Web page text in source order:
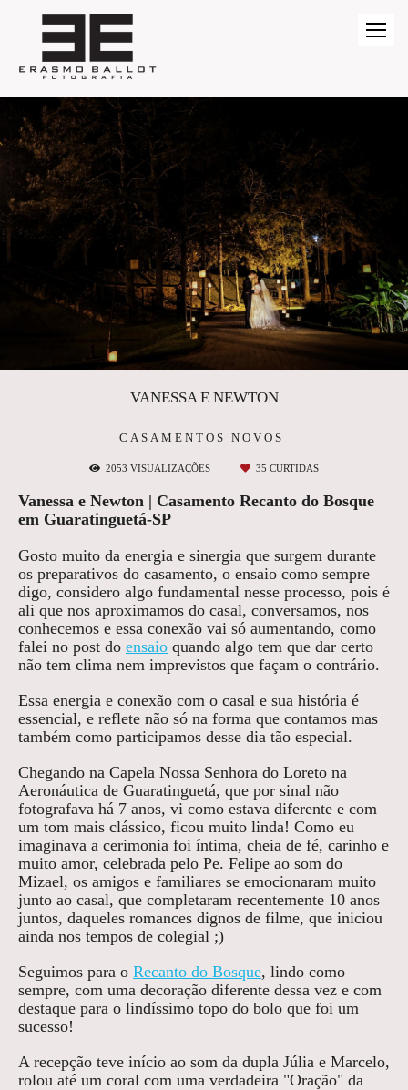
CASAMENTOS NOVOS
VANESSA E NEWTON
2053 VISUALIZAÇÕES 35 CURTIDAS
Vanessa e Newton | Casamento Recanto do Bosque
em Guaratinguetá-SP
Gosto muito da energia e sinergia que surgem durante
os preparativos do casamento, o ensaio como sempre
digo, considero algo fundamental nesse processo, pois é
ali que nos aproximamos do casal, conversamos, nos
conhecemos e essa conexão vai só aumentando, como
falei no post do ensaio quando algo tem que dar certo
não tem clima nem imprevistos que façam o contrário.
Essa energia e conexão com o casal e sua história é
essencial, e reflete não só na forma que contamos mas
também como participamos desse dia tão especial.
Chegando na Capela Nossa Senhora do Loreto na
Aeronáutica de Guaratinguetá, que por sinal não
fotografava há 7 anos, vi como estava diferente e com
um tom mais clássico, ficou muito linda! Como eu
imaginava a cerimonia foi íntima, cheia de fé, carinho e
muito amor, celebrada pelo Pe. Felipe ao som do
Mizael, os amigos e familiares se emocionaram muito
junto ao casal, que completaram recentemente 10 anos
juntos, daqueles romances dignos de filme, que iniciou
ainda nos tempos de colegial ;)
Seguimos para o Recanto do Bosque, lindo como
sempre, com uma decoração diferente dessa vez e com
destaque para o lindíssimo topo do bolo que foi um
sucesso!
A recepção teve início ao som da dupla Júlia e Marcelo,
rolou até um coral com uma verdadeira "Oração" da